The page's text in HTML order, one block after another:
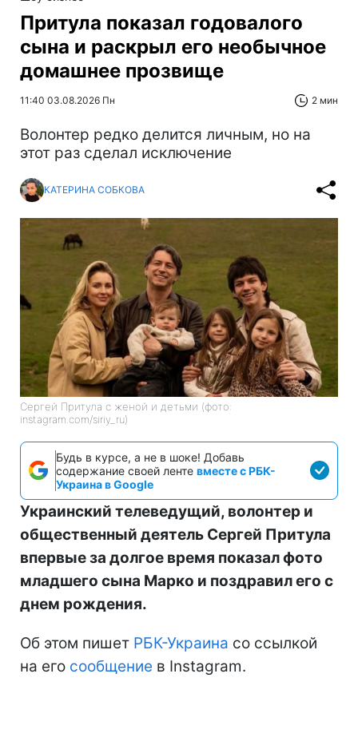
Притула показал годовалого
сына и раскрыл его необычное
домашнее прозвище
11:40 03.08.2026 Пн 2 мин
Волонтер редко делится личным, но на
этот раз сделал исключение
КАТЕРИНА СОБКОВА
Сергей Притула с женой и детьми (фото:
instagram.com/siriy_ru)
Будь в курсе, а не в шоке! Добавь
содержание своей ленте вместе с РБК-
Украина в Google
Украинский телеведущий, волонтер и
общественный деятель Сергей Притула
впервые за долгое время показал фото
младшего сына Марко и поздравил его с
днем рождения.
Об этом пишет РБК-Украина со ссылкой
на его сообщение в Instagram.